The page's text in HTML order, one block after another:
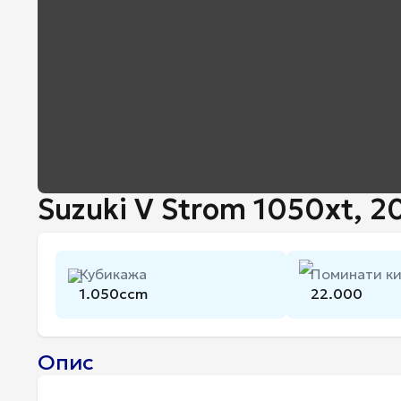
Suzuki V Strom 1050xt,
Кубикажа
1.050ccm
Поминати
22.000
Опис